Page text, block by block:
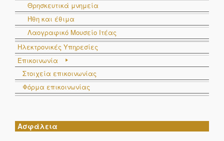
Θρησκευτικά μνημεία
Ήθη και έθιμα
Λαογραφικό Μουσείο Ιτέας
Ηλεκτρονικές Υπηρεσίες
Επικοινωνία
Στοιχεία επικοινωνίας
Φόρμα επικοινωνίας
Ασφάλεια